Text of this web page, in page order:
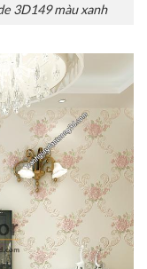
3D149 màu xanh